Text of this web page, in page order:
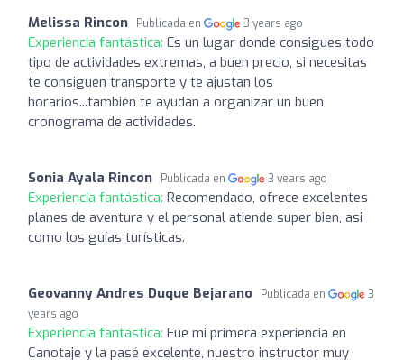
Melissa Rincon Publicada en 3 years ago
Experiencia fantástica: Es un lugar donde consigues todo
tipo de actividades extremas, a buen precio, si necesitas
te consiguen transporte y te ajustan los
horarios...también te ayudan a organizar un buen
cronograma de actividades.
Sonia Ayala Rincon Publicada en 3 years ago
Experiencia fantástica: Recomendado, ofrece excelentes
planes de aventura y el personal atiende super bien, asi
como los guías turísticas.
Geovanny Andres Duque Bejarano Publicada en
3
years ago
Experiencia fantástica: Fue mi primera experiencia en
Canotaje y la pasé excelente, nuestro instructor muy